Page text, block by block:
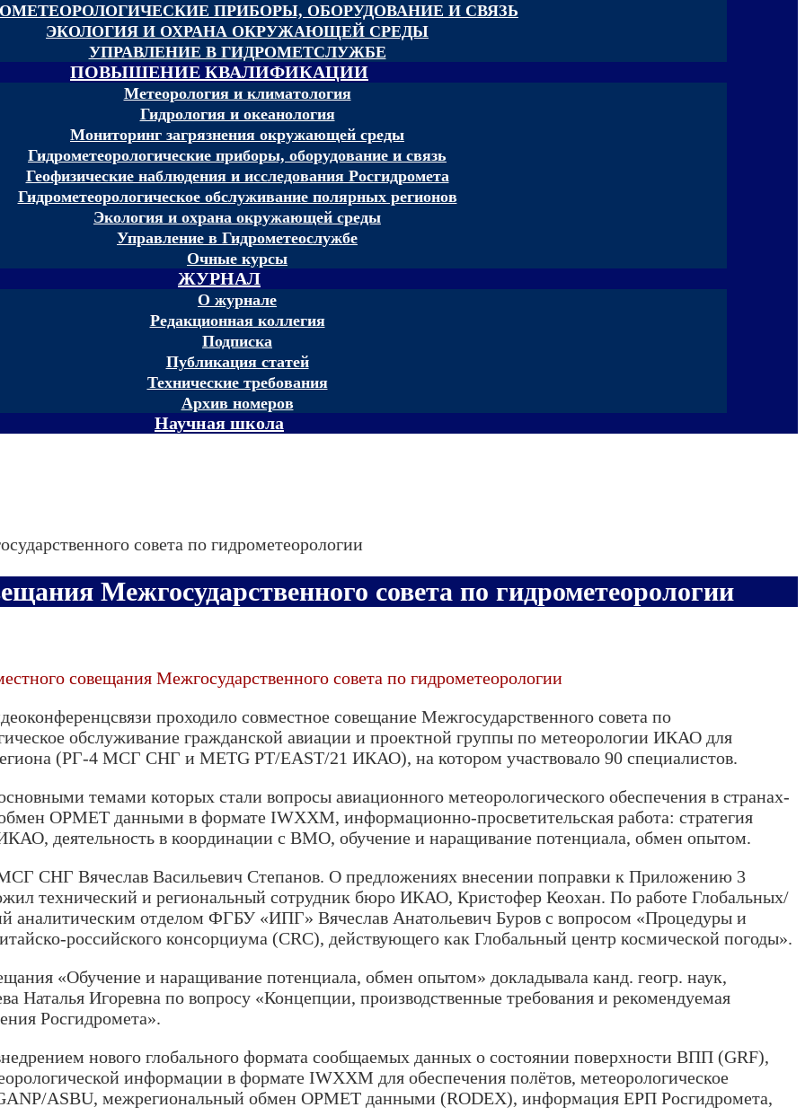
ПРИБОРЫ, ОБОРУДОВАНИЕ И СВЯЗЬ
ЭКОЛОГИЯ И ОХРАНА ОКРУЖАЮЩЕЙ СРЕДЫ
УПРАВЛЕНИЕ В ГИДРОМЕТСЛУЖБЕ
ПОВЫШЕНИЕ КВАЛИФИКАЦИИ
Метеорология и климатология
Гидрология и океанология
Мониторинг загрязнения окружающей среды
Гидрометеорологические приборы, оборудование и связь
Геофизические наблюдения и исследования Росгидромета
Гидрометеорологическое обслуживание полярных регионов
Экология и охрана окружающей среды
Управление в Гидрометеослужбе
Очные курсы
ЖУРНАЛ
О журнале
Редакционная коллегия
Подписка
Публикация статей
Технические требования
Архив номеров
Научная школа
совета по гидрометеорологии
Межгосударственного совета по гидрометеорологии
совещания Межгосударственного совета по гидрометеорологии
проходило совместное совещание Межгосударственного совета по
обслуживание гражданской авиации и проектной группы по метеорологии ИКАО для
(РГ-4 МСГ СНГ и METG PT/EAST/21 ИКАО), на котором участвовало 90 специалистов.
темами которых стали вопросы авиационного метеорологического обеспечения в странах-
OPMET данными в формате IWXXM, информационно-просветительская работа: стратегия
деятельность в координации с ВМО, обучение и наращивание потенциала, обмен опытом.
СНГ Вячеслав Васильевич Степанов. О предложениях внесении поправки к Приложению 3
технический и региональный сотрудник бюро ИКАО, Кристофер Кеохан. По работе Глобальных/
отделом ФГБУ «ИПГ» Вячеслав Анатольевич Буров с вопросом «Процедуры и
российского консорциума (CRC), действующего как Глобальный центр космической погоды».
«Обучение и наращивание потенциала, обмен опытом» докладывала канд. геогр. наук,
Наталья Игоревна по вопросу «Концепции, производственные требования и рекомендуемая
Росгидромета».
нового глобального формата сообщаемых данных о состоянии поверхности ВПП (GRF),
информации в формате IWXXM для обеспечения полётов, метеорологическое
ASBU, межрегиональный обмен OPMET данными (RODEX), информация ЕРП Росгидромета,